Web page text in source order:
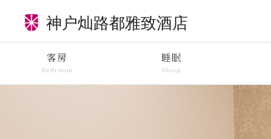
客房
Bedroom
睡眠
Sleep